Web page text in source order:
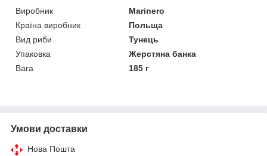
Виробник
Marinero
Країна виробник
Польща
Вид риби
Тунець
Упаковка
Жерстяна банка
Вага
185 г
Умови доставки
Нова Пошта